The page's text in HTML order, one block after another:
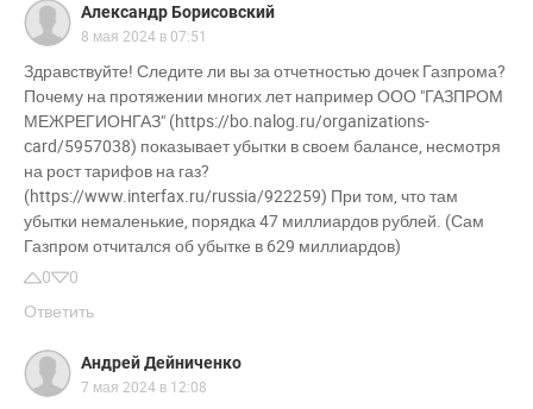
Александр Борисовский
8 мая 2024 в 07:51
Здравствуйте! Следите ли вы за отчетностью дочек Газпрома?
Почему на протяжении многих лет например ООО "ГАЗПРОМ
МЕЖРЕГИОНГАЗ" (https://bo.nalog.ru/organizations-
card/5957038) показывает убытки в своем балансе, несмотря
на рост тарифов на газ?
(https://www.interfax.ru/russia/922259) При том, что там
убытки немаленькие, порядка 47 миллиардов рублей. (Сам
Газпром отчитался об убытке в 629 миллиардов)
0
0
Ответить
Андрей Дейниченко
7 мая 2024 в 12:08